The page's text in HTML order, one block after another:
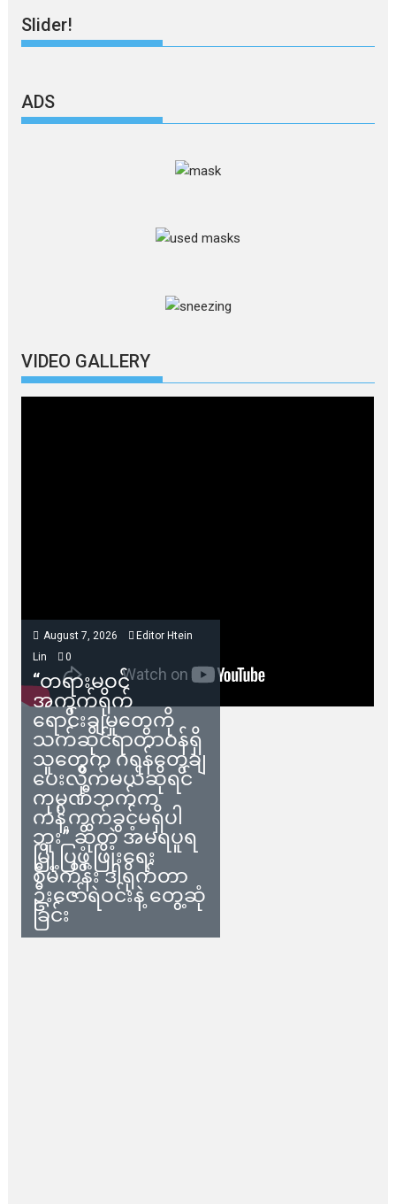
Slider!
ADS
VIDEO GALLERY
August 7, 2026
Editor Htein
Lin
0
“တရားမဝင်
အကွက်ရိုက်
ရောင်းချမှုတွေကို
သက်ဆိုင်ရာတာဝန်ရှိ
သူတွေက ဂရန်တွေချ
ပေးလိုက်မယ်ဆိုရင်
ကုမ္ပဏီဘက်က
ကန့်ကွက်ခွင့်မရှိပါ
ဘူး” ဆိုတဲ့ အမရပူရ
မြို့ပြဖွံ့ဖြိုးရေး
စီမံကိန်း ဒါရိုက်တာ
ဦးဇော်ရဲဝင်းနဲ့ တွေ့ဆုံ
ခြင်း